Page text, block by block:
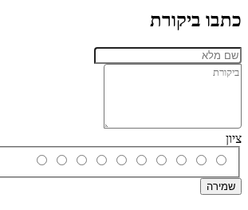
כתבו ביקורת
ציון
שמירה